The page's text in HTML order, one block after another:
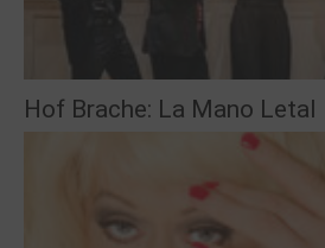
Hof Brache: La Mano Letal